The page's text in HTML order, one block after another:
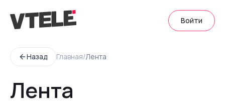
Войти
Назад Главная/Лента
Лента